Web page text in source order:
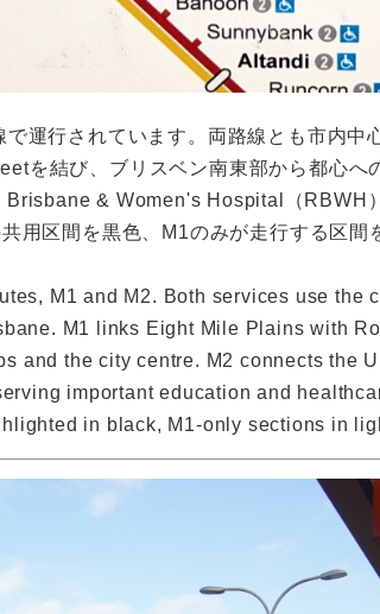
運行されています。両路線とも市内
を結び、ブリスベン南東部から都心へ
& Women's Hospital（RBWH
用区間を黒色、M1のみが走行する区
M1 and M2. Both services use
M1 links Eight Mile Plains with
and the city centre. M2 connects the
important education and
in black, M1-only sections in